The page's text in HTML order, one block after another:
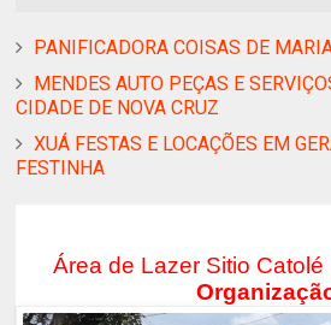
PANIFICADORA COISAS DE
MENDES AUTO PEÇAS E
CIDADE DE NOVA CRUZ
XUÁ FESTAS E LOCAÇÕES EM
FESTINHA
Área de Lazer Sitio